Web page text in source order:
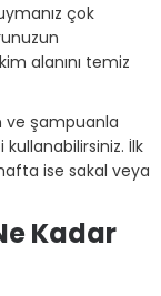
çok
alanını temiz
ve şampuanla
İlk
ise sakal veya
Kadar